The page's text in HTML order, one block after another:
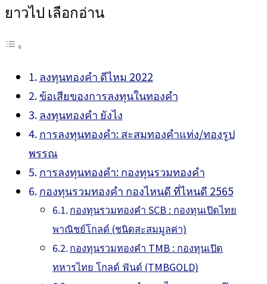
ยาวไป เลือกอ่าน
ลงทุนทองคำ ดีไหม 2022
ข้อเสียของการลงทุนในทองคำ
ลงทุนทองคำ ยังไง
การลงทุนทองคำ: สะสมทองคำแท่ง/ทองรูป
พรรณ
การลงทุนทองคำ: กองทุนรวมทองคำ
กองทุนรวมทองคำ กองไหนดี ที่ไหนดี 2565
กองทุนรวมทองคำ SCB : กองทุนเปิดไทย
พาณิชย์โกลด์ (ชนิดสะสมมูลค่า)
กองทุนรวมทองคำ TMB : กองทุนเปิด
ทหารไทย โกลด์ ฟันด์ (TMBGOLD)